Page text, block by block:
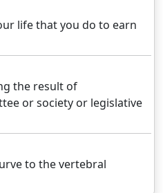
life that you do to earn
the result of
or society or legislative
to the vertebral